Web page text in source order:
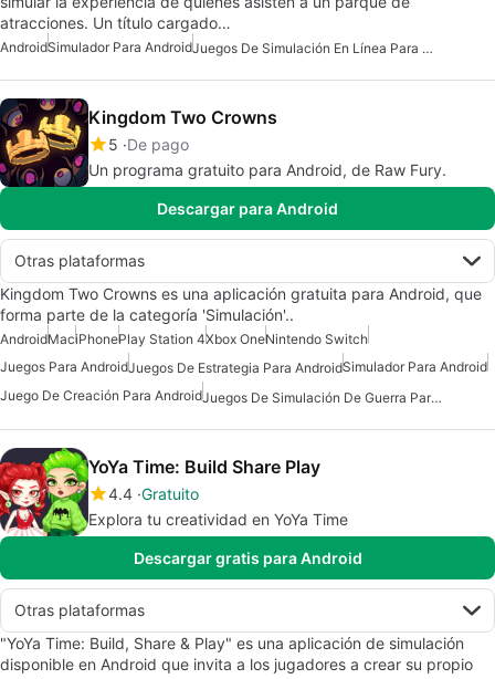
atracciones. Un título cargado…
AndroidSimulador Para Android Juegos De Simulación En Línea Para Android
Kingdom Two Crowns
5 De pago
Un programa gratuito para Android, de Raw Fury.
Descargar para Android
Otras plataformas
Kingdom Two Crowns es una aplicación gratuita para Android, que
forma parte de la categoría 'Simulación'..
AndroidMaciPhonePlay Station 4Xbox OneNintendo Switch
Juegos Para AndroidJuegos De Estrategia Para AndroidSimulador Para Android
Juego De Creación Para Android
Juegos De Simulación De Guerra Para Android
YoYa Time: Build Share Play
4.4 Gratuito
Explora tu creatividad en YoYa Time
Descargar gratis para Android
Otras plataformas
"YoYa Time: Build, Share & Play" es una aplicación de simulación
disponible en Android que invita a los jugadores a crear su propio